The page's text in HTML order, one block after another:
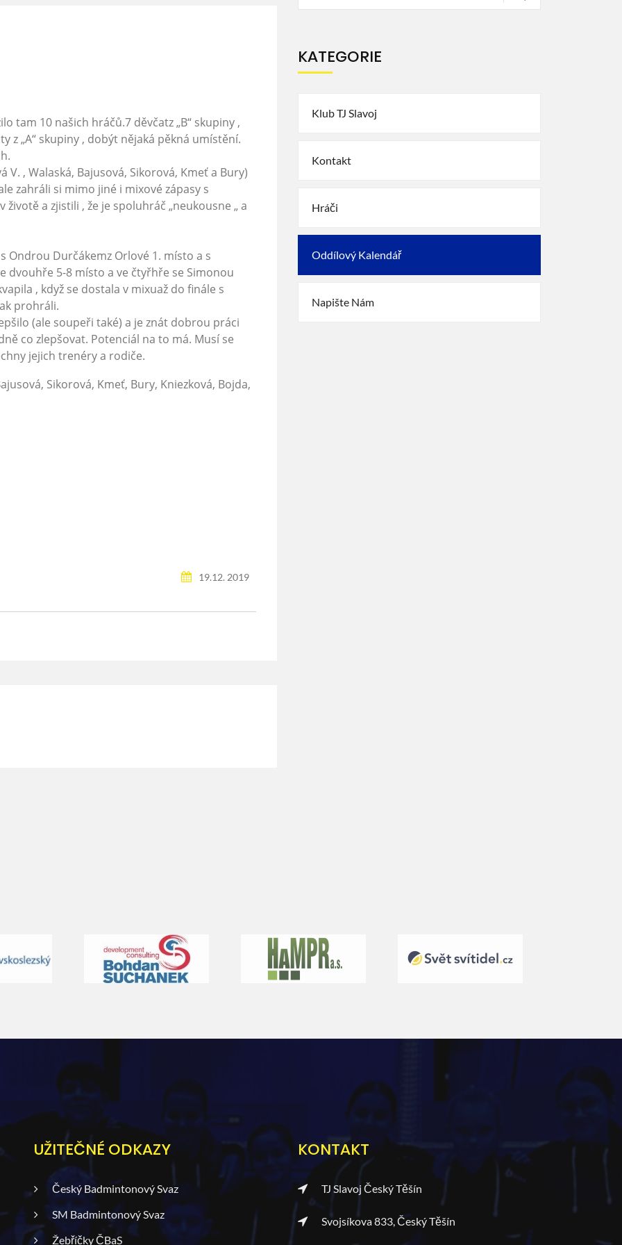
tam 10 našich hráčů.7 děvčatz „B“ skupiny ,
z „A“ skupiny , dobýt nějaká pěkná umístění.
V. , Walaská, Bajusová, Sikorová, Kmeť a Bury)
zahráli si mimo jiné i mixové zápasy s
a zjistili , že je spoluhráč „neukousne „ a
Ondrou Durčákemz Orlové 1. místo a s
dvouhře 5-8 místo a ve čtyřhře se Simonou
, když se dostala v mixuaž do finále s
prohráli.
(ale soupeři také) a je znát dobrou práci
co zlepšovat. Potenciál na to má. Musí se
jejich trenéry a rodiče.
Sikorová, Kmeť, Bury, Kniezková, Bojda,
19.12. 2019
KATEGORIE
Klub TJ Slavoj
Kontakt
Hráči
Oddílový Kalendář
Napište Nám
UŽITEČNÉ ODKAZY
Český Badmintonový Svaz
SM Badmintonový Svaz
Žebříčky ČBaS
KONTAKT
TJ Slavoj Český Těšín
Svojsíkova 833, Český Těšín